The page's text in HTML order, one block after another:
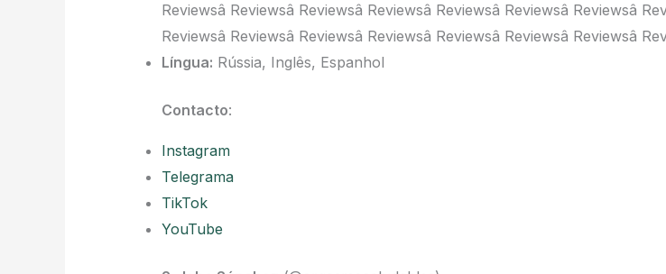
Reviewsâ Reviewsâ Reviewsâ Reviewsâ Reviewsâ Reviewsâ Reviewsâ
Reviewsâ Reviewsâ Reviewsâ Reviewsâ Reviewsâ Reviewsâ Reviewsâ
Língua: Rússia, Inglês, Espanhol
Contacto:
Instagram
Telegrama
TikTok
YouTube